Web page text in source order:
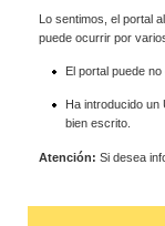
Lo sentimos, el portal
puede ocurrir por
El portal puede
Ha introducido
bien escrito.
Atención: Si desea